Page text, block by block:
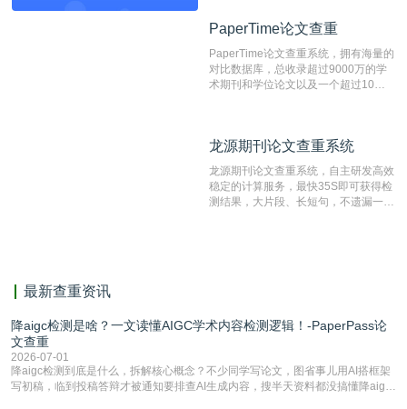
系统，可检测中文、英文两种语言的论
PaperTime论文查重
PaperTime论文查重系统，拥有海量的
对比数据库，总收录超过9000万的学
术期刊和学位论文以及一个超过10亿
对，利用指纹索引快速而精准地在云检
有相似的片段，该项技术检测速度快、
准确率高，市场反映良好。
龙源期刊论文查重系统
龙源期刊论文查重系统，自主研发高效
稳定的计算服务，最快35S即可获得检
测结果，大片段、长短句，不遗漏一处
最新查重资讯
降aigc检测是啥？一文读懂AIGC学术内容检测逻辑！-PaperPass论
文查重
2026-07-01
降aigc检测到底是什么，拆解核心概念？不少同学写论文，图省事儿用AI搭框架
写初稿，临到投稿答辩才被通知要排查AI生成内容，搜半天资料都没搞懂降aigc